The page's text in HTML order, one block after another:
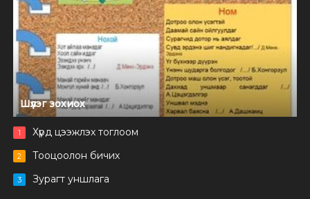
Шүлэг зохиох
1 Хүрд цээжлэх тоглоом
2 Тооцоолон бичих
3 Зурагт уншлага